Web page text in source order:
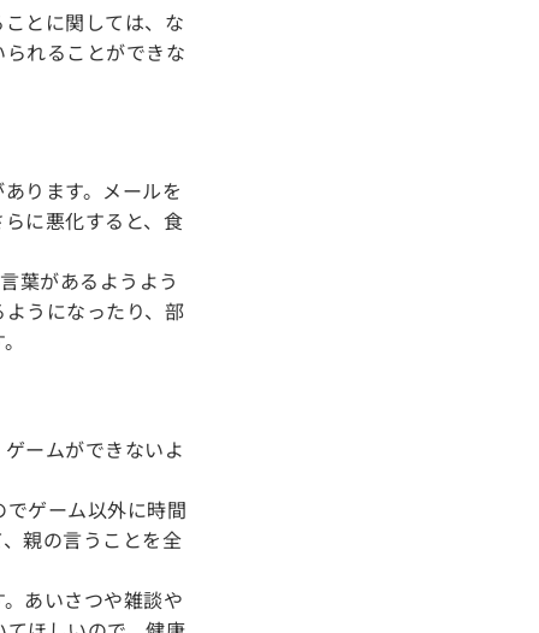
とに関しては、な
れることができな
ります。メールを
に悪化すると、食
葉があるようよう
うになったり、部
ームができないよ
ゲーム以外に時間
親の言うことを全
あいさつや雑談や